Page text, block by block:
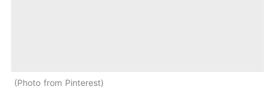
Photo from Pinterest